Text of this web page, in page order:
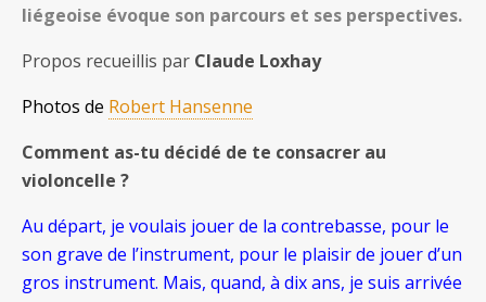
liégeoise évoque son parcours et ses perspectives.
Propos recueillis par Claude Loxhay
Photos de Robert Hansenne
Comment as-tu décidé de te consacrer au
violoncelle ?
Au départ, je voulais jouer de la contrebasse, pour le
son grave de l’instrument, pour le plaisir de jouer d’un
gros instrument. Mais, quand, à dix ans, je suis arrivée